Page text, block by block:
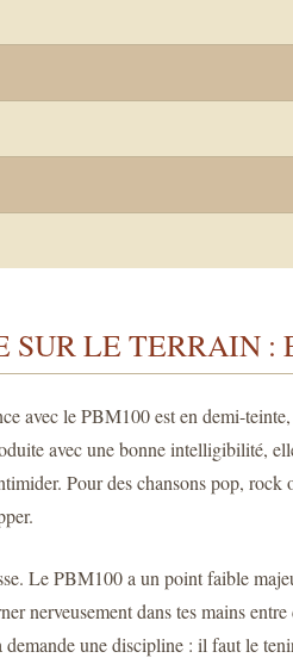
SUR LE TERRAIN
avec le PBM100 est en demi-
avec une bonne intelligibilité,
Pour des chansons pop,
Le PBM100 a un point faible
nerveusement dans tes mains
demande une discipline : il faut le